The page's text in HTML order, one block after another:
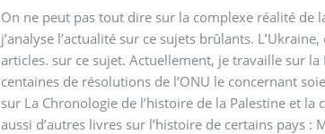
On ne peut pas tout dire sur la complexe réalité de
j’analyse l’actualité sur ce sujets brûlants.
articles. sur ce sujet. Actuellement, je travaille sur
centaines de résolutions de l’ONU le concernant
sur La Chronologie de l’histoire de la Palestine et la
aussi d’autres livres sur l’histoire de certains pays